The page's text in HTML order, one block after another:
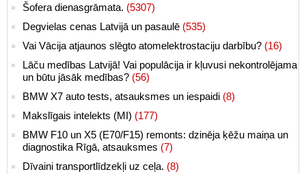
Šofera dienasgrāmata. (5307)
Degvielas cenas Latvijā un pasaulē (535)
Vai Vācija atjaunos slēgto atomelektrostaciju darbību? (16)
Lāču medības Latvijā! Vai populācija ir kļuvusi nekontrolējama
un būtu jāsāk medības? (56)
BMW X7 auto tests, atsauksmes un iespaidi (8)
Makslīgais intelekts (MI) (177)
BMW F10 un X5 (E70/F15) remonts: dzinēja ķēžu maiņa un
diagnostika Rīgā, atsauksmes (7)
Dīvaini transportlīdzekļi uz ceļa. (8)